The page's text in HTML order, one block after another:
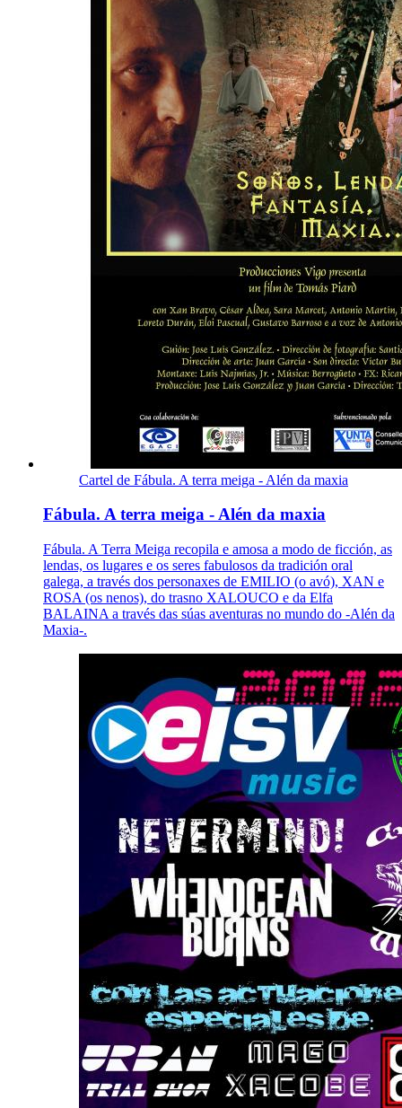
Cartel de Fábula. A terra meiga - Alén da maxia
Fábula. A terra meiga - Alén da maxia
Fábula. A Terra Meiga recopila e amosa a modo de ficción, as
lendas, os lugares e os seres fabulosos da tradición oral
galega, a través dos personaxes de EMILIO (o avó), XAN e
ROSA (os nenos), do trasno XALOUCO e da Elfa
BALAINA a través das súas aventuras no mundo do -Alén da
Maxia-.